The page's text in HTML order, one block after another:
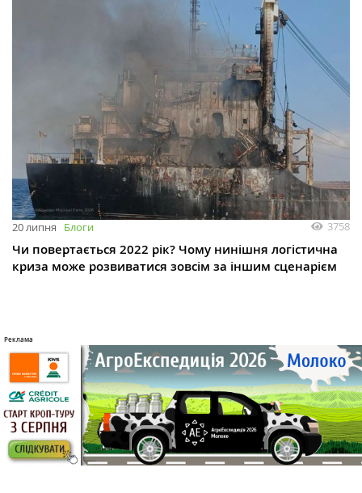
20 липня Блоги 3758
Чи повертається 2022 рік? Чому нинішня логістична
криза може розвиватися зовсім за іншим сценарієм